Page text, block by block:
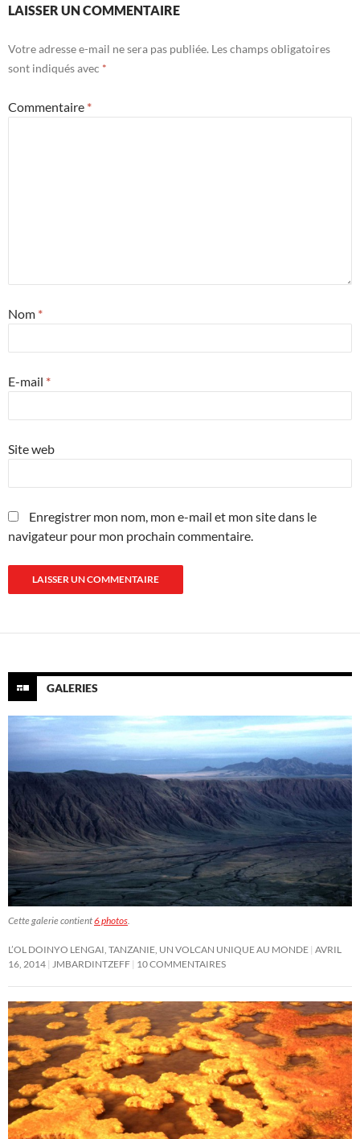
LAISSER UN COMMENTAIRE
Votre adresse e-mail ne sera pas publiée. Les champs obligatoires
sont indiqués avec *
Commentaire *
Nom *
E-mail *
Site web
Enregistrer mon nom, mon e-mail et mon site dans le
navigateur pour mon prochain commentaire.
GALERIES
Cette galerie contient6 photos.
L’OL DOINYO LENGAI, TANZANIE, UN VOLCAN UNIQUE AU MONDE AVRIL
16, 2014 JMBARDINTZEFF 10 COMMENTAIRES